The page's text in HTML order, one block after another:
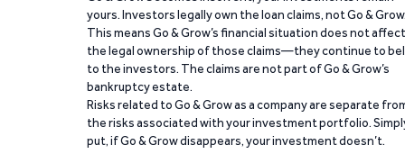
yours. Investors legally own the loan claims, not Go &
This means Go & Grow’s financial situation does not affect
the legal ownership of those claims—they continue to
to the investors. The claims are not part of Go & Grow’s
bankruptcy estate.
Risks related to Go & Grow as a company are separate
the risks associated with your investment portfolio.
put, if Go & Grow disappears, your investment doesn’t.